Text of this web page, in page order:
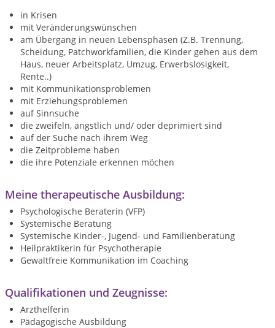
in Krisen
mit Veränderungswünschen
am Übergang in neuen Lebensphasen (Z.B. Trennung,
Scheidung, Patchworkfamilien, die Kinder gehen aus dem
Haus, neuer Arbeitsplatz, Umzug, Erwerbslosigkeit,
Rente..)
mit Kommunikationsproblemen
mit Erziehungsproblemen
auf Sinnsuche
die zweifeln, ängstlich und/ oder deprimiert sind
auf der Suche nach ihrem Weg
die Zeitprobleme haben
die ihre Potenziale erkennen möchen
Meine therapeutische Ausbildung:
Psychologische Beraterin (VFP)
Systemische Beratung
Systemische Kinder-, Jugend- und Familienberatung
Heilpraktikerin für Psychotherapie
Gewaltfreie Kommunikation im Coaching
Qualifikationen und Zeugnisse:
Arzthelferin
Pädagogische Ausbildung